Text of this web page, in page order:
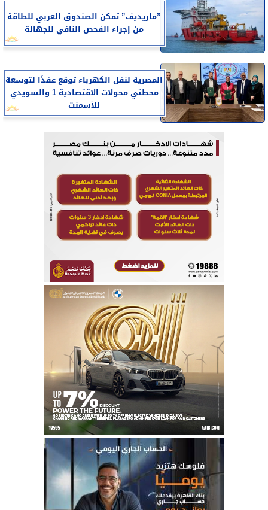
”ماريديف” تمكن الصندوق العربي للطاقة
من إجراء الفحص النافي للجهالة
المصرية لنقل الكهرباء توقع عقدًا لتوسعة
محطتي محولات الاقتصادية 1 والسويدي
للأسمنت